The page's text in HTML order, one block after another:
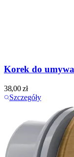
Korek do
38,00zł
Szczegóły